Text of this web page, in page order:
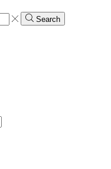
Search